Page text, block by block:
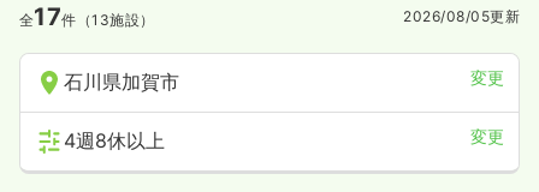
全17件（13施設） 2026/08/05更新
石川県加賀市 変更
4週8休以上 変更